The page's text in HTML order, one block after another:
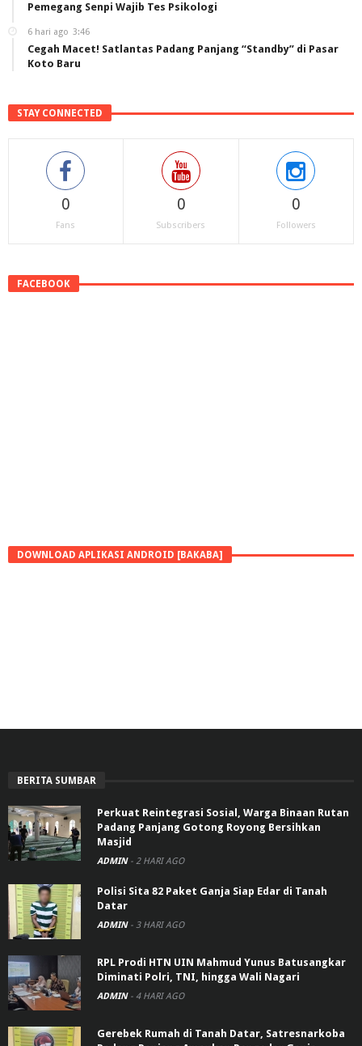
Pemegang Senpi Wajib Tes Psikologi
6 hari ago 3:46
Cegah Macet! Satlantas Padang Panjang “Standby” di Pasar
Koto Baru
STAY CONNECTED
0
Fans
0
Subscribers
0
Followers
FACEBOOK
DOWNLOAD APLIKASI ANDROID [BAKABA]
BERITA SUMBAR
Perkuat Reintegrasi Sosial, Warga Binaan Rutan
Padang Panjang Gotong Royong Bersihkan
Masjid
ADMIN - 2 HARI AGO
Polisi Sita 82 Paket Ganja Siap Edar di Tanah
Datar
ADMIN - 3 HARI AGO
RPL Prodi HTN UIN Mahmud Yunus Batusangkar
Diminati Polri, TNI, hingga Wali Nagari
ADMIN - 4 HARI AGO
Gerebek Rumah di Tanah Datar, Satresnarkoba